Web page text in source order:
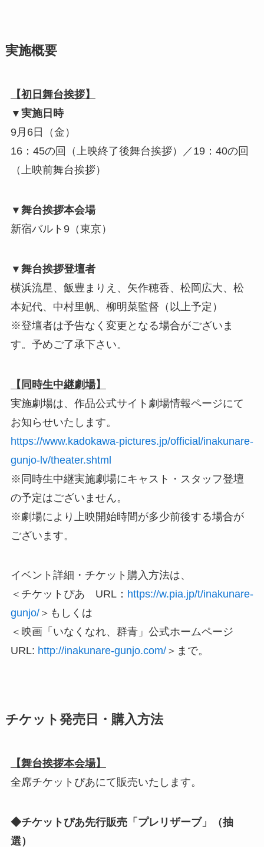
実施概要
【初日舞台挨拶】
▼実施日時
9月6日（金）
16：45の回（上映終了後舞台挨拶）／19：40の回
（上映前舞台挨拶）
▼舞台挨拶本会場
新宿バルト9（東京）
▼舞台挨拶登壇者
横浜流星、飯豊まりえ、矢作穂香、松岡広大、松
本妃代、中村里帆、柳明菜監督（以上予定）
※登壇者は予告なく変更となる場合がございま
す。予めご了承下さい。
【同時生中継劇場】
実施劇場は、作品公式サイト劇場情報ページにて
お知らせいたします。
https://www.kadokawa-pictures.jp/official/inakunare-
gunjo-lv/theater.shtml
※同時生中継実施劇場にキャスト・スタッフ登壇
の予定はございません。
※劇場により上映開始時間が多少前後する場合が
ございます。
イベント詳細・チケット購入方法は、
＜チケットぴあ URL： https://w.pia.jp/t/inakunare-
gunjo/＞もしくは
＜映画「いなくなれ、群青」公式ホームページ
URL: http://inakunare-gunjo.com/＞まで。
チケット発売日・購入方法
【舞台挨拶本会場】
全席チケットぴあにて販売いたします。
◆チケットぴあ先行販売「プレリザーブ」（抽
選）